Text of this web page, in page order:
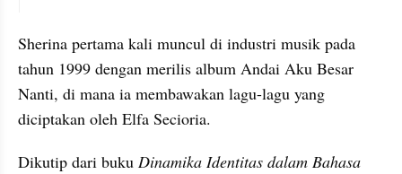
Sherina pertama kali muncul di industri musik pada
tahun 1999 dengan merilis album Andai Aku Besar
Nanti, di mana ia membawakan lagu-lagu yang
diciptakan oleh Elfa Secioria.
Dikutip dari buku Dinamika Identitas dalam Bahasa